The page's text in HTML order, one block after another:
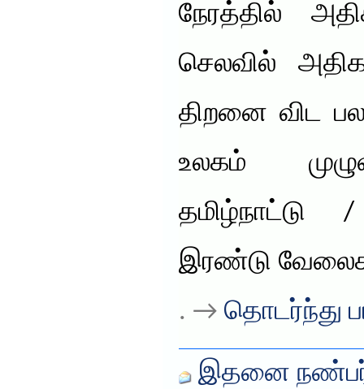
நேரத்தில்
செலவில்
திறனை விட
உலகம்
இரண்டு
. → தொடர்ந்து
இதனை